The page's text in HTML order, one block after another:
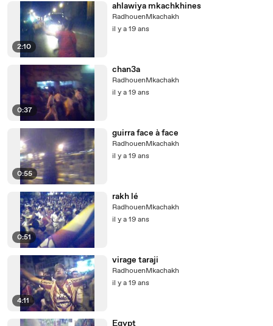
2:10
ahlawiya mkachkhines
RadhouenMkachakh
il y a 19 ans
0:37
chan3a
RadhouenMkachakh
il y a 19 ans
0:55
guirra face à face
RadhouenMkachakh
il y a 19 ans
0:51
rakh lé
RadhouenMkachakh
il y a 19 ans
4:11
virage taraji
RadhouenMkachakh
il y a 19 ans
Egypt